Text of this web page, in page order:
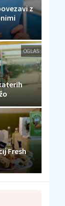
z
OGLAS
Fresh